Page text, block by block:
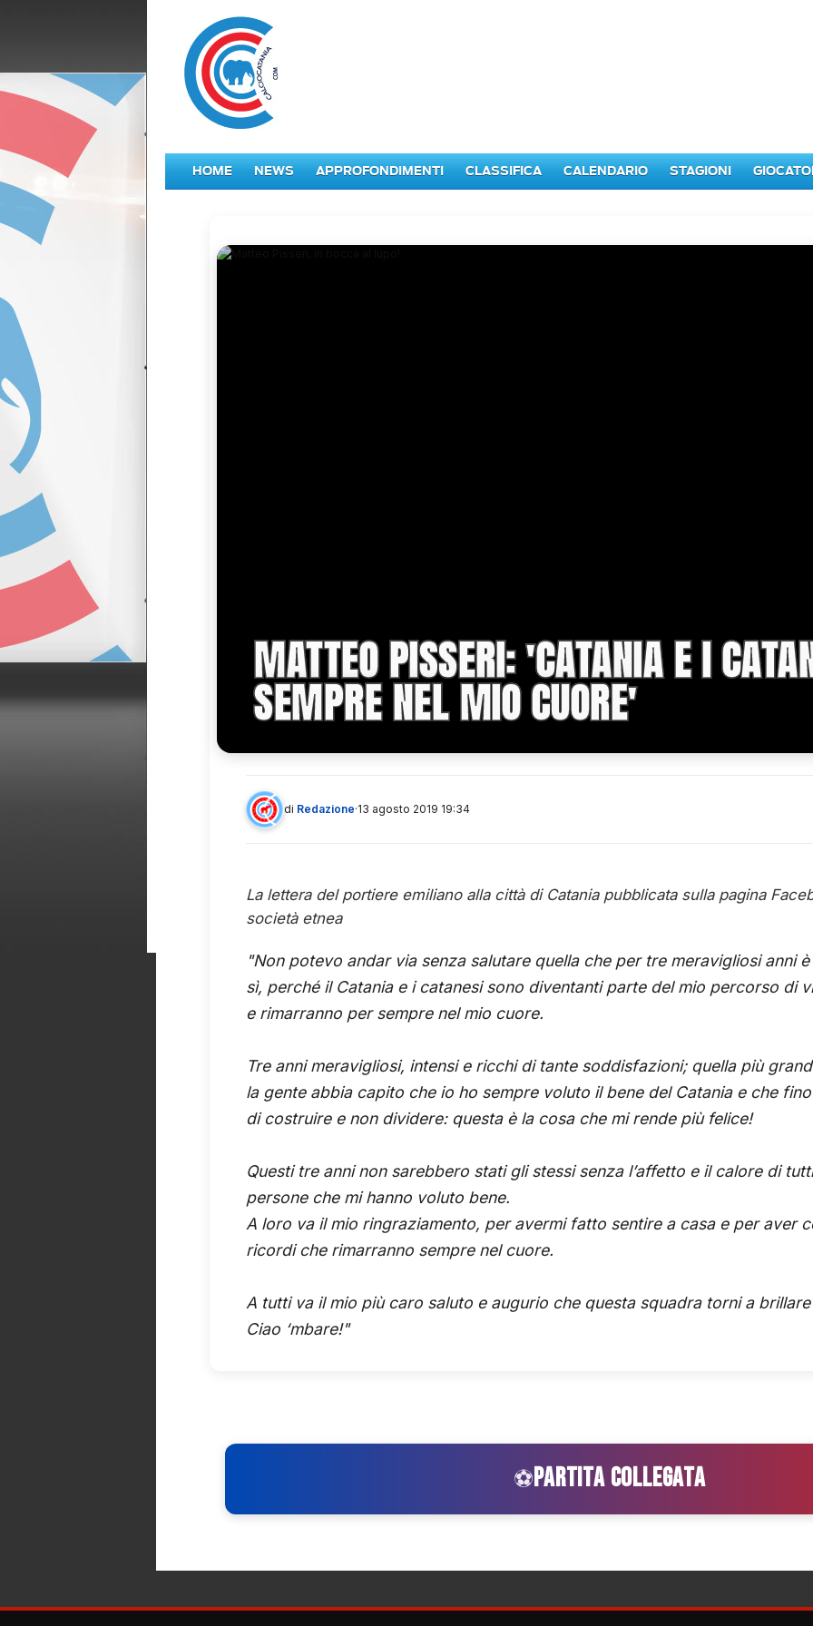
HOME NEWS APPROFONDIMENTI CLASSIFICA CALENDARIO STAGIONI
MATTEO PISSERI: 'CATANIA E I
SEMPRE NEL MIO CUORE'
di Redazione·13 agosto 2019 19:34
La lettera del portiere emiliano alla città di Catania pubblicata sulla pagina
società etnea
"Non potevo andar via senza salutare quella che per tre meravigliosi anni
sì, perché il Catania e i catanesi sono diventanti parte del mio percorso di
e rimarranno per sempre nel mio cuore.
Tre anni meravigliosi, intensi e ricchi di tante soddisfazioni; quella più
la gente abbia capito che io ho sempre voluto il bene del Catania e che
di costruire e non dividere: questa è la cosa che mi rende più felice!
Questi tre anni non sarebbero stati gli stessi senza l’affetto e il calore di
persone che mi hanno voluto bene.
A loro va il mio ringraziamento, per avermi fatto sentire a casa e per aver
ricordi che rimarranno sempre nel cuore.
A tutti va il mio più caro saluto e augurio che questa squadra torni a
Ciao ‘mbare!"
⚽PARTITA COLLEGATA